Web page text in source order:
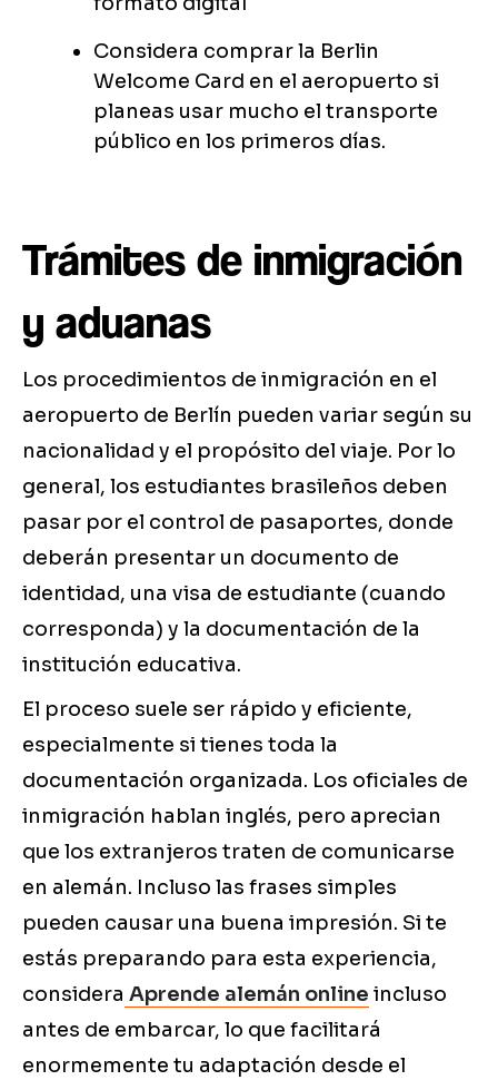
Considera comprar la Berlin
Welcome Card en el aeropuerto si
planeas usar mucho el transporte
público en los primeros días.
Trámites de inmigración
y aduanas
Los procedimientos de inmigración en el
aeropuerto de Berlín pueden variar según su
nacionalidad y el propósito del viaje. Por lo
general, los estudiantes brasileños deben
pasar por el control de pasaportes, donde
deberán presentar un documento de
identidad, una visa de estudiante (cuando
corresponda) y la documentación de la
institución educativa.
El proceso suele ser rápido y eficiente,
especialmente si tienes toda la
documentación organizada. Los oficiales de
inmigración hablan inglés, pero aprecian
que los extranjeros traten de comunicarse
en alemán. Incluso las frases simples
pueden causar una buena impresión. Si te
estás preparando para esta experiencia,
considera Aprende alemán online incluso
antes de embarcar, lo que facilitará
enormemente tu adaptación desde el